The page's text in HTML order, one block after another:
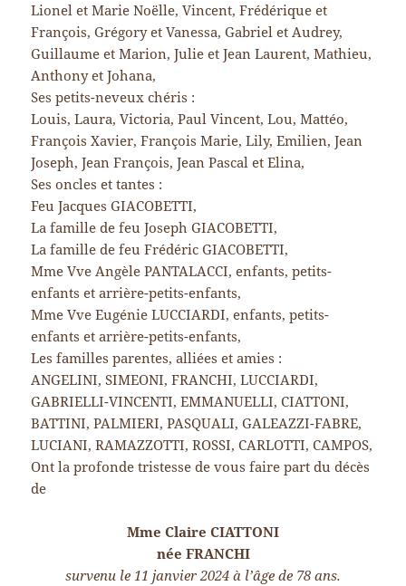
Lionel et Marie Noëlle, Vincent, Frédérique et
François, Grégory et Vanessa, Gabriel et Audrey,
Guillaume et Marion, Julie et Jean Laurent, Mathieu,
Anthony et Johana,
Ses petits-neveux chéris :
Louis, Laura, Victoria, Paul Vincent, Lou, Mattéo,
François Xavier, François Marie, Lily, Emilien, Jean
Joseph, Jean François, Jean Pascal et Elina,
Ses oncles et tantes :
Feu Jacques GIACOBETTI,
La famille de feu Joseph GIACOBETTI,
La famille de feu Frédéric GIACOBETTI,
Mme Vve Angèle PANTALACCI, enfants, petits-
enfants et arrière-petits-enfants,
Mme Vve Eugénie LUCCIARDI, enfants, petits-
enfants et arrière-petits-enfants,
Les familles parentes, alliées et amies :
ANGELINI, SIMEONI, FRANCHI, LUCCIARDI,
GABRIELLI-VINCENTI, EMMANUELLI, CIATTONI,
BATTINI, PALMIERI, PASQUALI, GALEAZZI-FABRE,
LUCIANI, RAMAZZOTTI, ROSSI, CARLOTTI, CAMPOS,
Ont la profonde tristesse de vous faire part du décès
de
Mme Claire CIATTONI
née FRANCHI
survenu le 11 janvier 2024 à l’âge de 78 ans.